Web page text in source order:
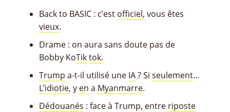
Back to BASIC : c’est officiel, vous êtes
vieux.
Drame : on aura sans doute pas de
Bobby KoTiktok.
Trump a-t-il utilisé une IA? Si seulement…
L’idiotie, y en a Myanmarre.
Dédouanés : face à Trump, entre riposte